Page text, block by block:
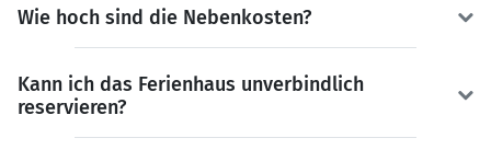
Wie hoch sind die Nebenkosten?
Kann ich das Ferienhaus unverbindlich
reservieren?